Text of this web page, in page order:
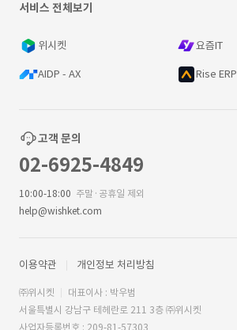
서비스 전체보기
위시켓 요즘IT
AIDP - AX Rise ERP
고객 문의
02-6925-4849
10:00-18:00 주말·공휴일 제외
help@wishket.com
이용약관 개인정보 처리방침
㈜위시켓
대표이사 : 박우범
서울특별시 강남구 테헤란로 211 3층 ㈜위시켓
사업자등록번호 : 209-81-57303